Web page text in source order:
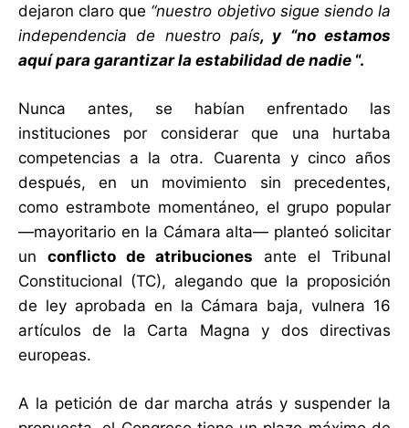
dejaron claro que “nuestro objetivo sigue siendo la
independencia de nuestro país, y “no estamos
aquí para garantizar la estabilidad de nadie “.
Nunca antes, se habían enfrentado las
instituciones por considerar que una hurtaba
competencias a la otra. Cuarenta y cinco años
después, en un movimiento sin precedentes,
como estrambote momentáneo, el grupo popular
—mayoritario en la Cámara alta— planteó solicitar
un conflicto de atribuciones ante el Tribunal
Constitucional (TC), alegando que la proposición
de ley aprobada en la Cámara baja, vulnera 16
artículos de la Carta Magna y dos directivas
europeas.
A la petición de dar marcha atrás y suspender la